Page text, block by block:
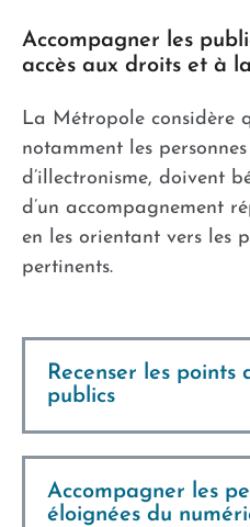
Accompagner les
accès aux droits et à
La Métropole considère
notamment les
d’illectronisme, doivent
d’un accompagnement
en les orientant vers les
pertinents.
Recenser les points
publics
Accompagner les
éloignées du